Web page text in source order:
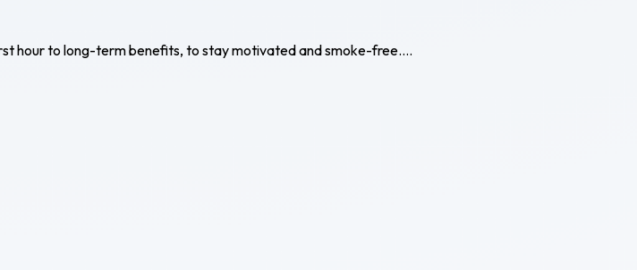
hour to long-term benefits, to stay motivated and smoke-free....